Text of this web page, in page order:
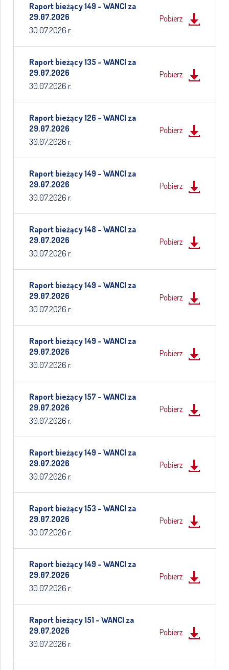
Raport bieżący 149 – WANCI za
29.07.2026
30.07.2026 r.
Pobierz
Raport bieżący 135 – WANCI za
29.07.2026
30.07.2026 r.
Pobierz
Raport bieżący 126 – WANCI za
29.07.2026
30.07.2026 r.
Pobierz
Raport bieżący 149 – WANCI za
29.07.2026
30.07.2026 r.
Pobierz
Raport bieżący 148 – WANCI za
29.07.2026
30.07.2026 r.
Pobierz
Raport bieżący 149 – WANCI za
29.07.2026
30.07.2026 r.
Pobierz
Raport bieżący 149 – WANCI za
29.07.2026
30.07.2026 r.
Pobierz
Raport bieżący 157 – WANCI za
29.07.2026
30.07.2026 r.
Pobierz
Raport bieżący 149 – WANCI za
29.07.2026
30.07.2026 r.
Pobierz
Raport bieżący 153 – WANCI za
29.07.2026
30.07.2026 r.
Pobierz
Raport bieżący 149 – WANCI za
29.07.2026
30.07.2026 r.
Pobierz
Raport bieżący 151 – WANCI za
29.07.2026
30.07.2026 r.
Pobierz